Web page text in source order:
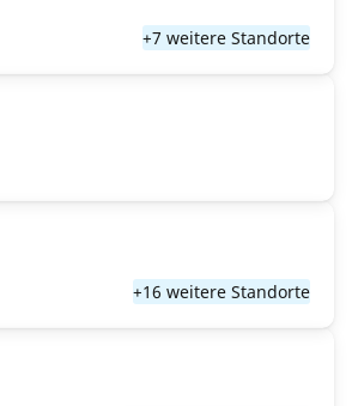
+7 weitere Standorte
+16 weitere Standorte